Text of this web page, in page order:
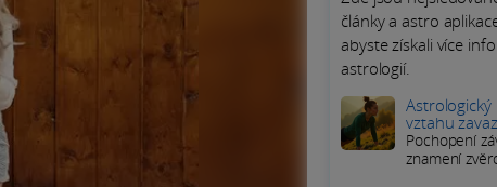
články a astro
abyste získali více
astrologií.
vztahu
Pochopení
znamení